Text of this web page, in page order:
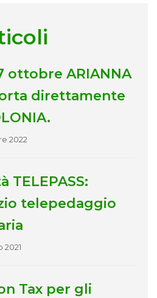
ottobre ARIANNA
direttamente
2022
TELEPASS:
telepedaggio
2021
Tax per gli